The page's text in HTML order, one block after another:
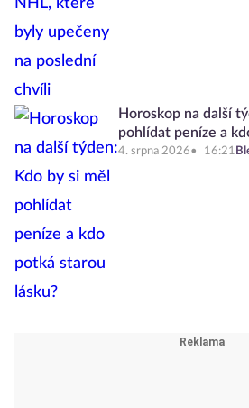
Horoskop na další
pohlídat peníze a
4. srpna 2026 16:21